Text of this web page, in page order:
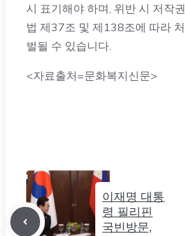
시 표기해야 하며, 위반 시 저작권
법 제37조 및 제138조에 따라 처
벌될 수 있습니다.
<자료출처=문화복지신문>
이재명 대통
령 필리핀
국빈방문,